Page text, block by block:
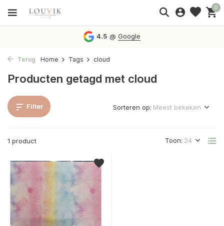
0
4.5 @Google
Terug Home Tags cloud
Producten getagd met cloud
Filter
1 product Toon:
Sorteren op: